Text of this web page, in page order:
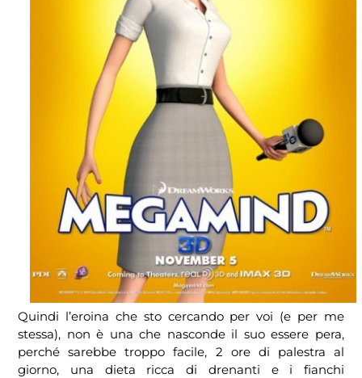
Quindi l’eroina che sto cercando per voi (e per me
stessa), non è una che nasconde il suo essere pera,
perché sarebbe troppo facile, 2 ore di palestra al
giorno, una dieta ricca di drenanti e i fianchi